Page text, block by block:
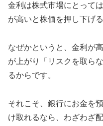
金利は株式市場にとって
が高いと株価を押し下げ
なぜかというと、金利が
が上がり「リスクを取ら
るからです。
それこそ、銀行にお金を
け取れるなら、わざわざ